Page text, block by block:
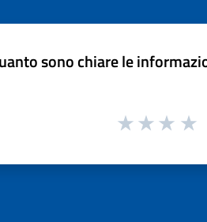
sono chiare le